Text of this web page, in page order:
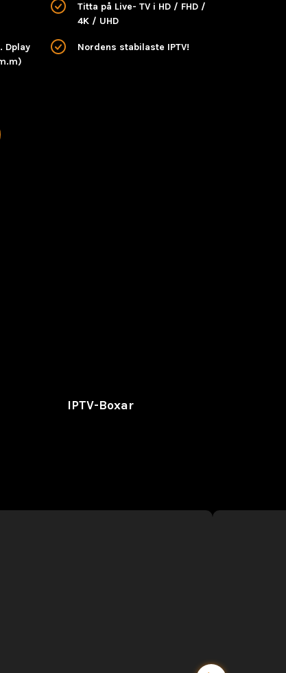
Titta på Live- TV i HD / FHD /
4K / UHD
Dplay
Nordens stabilaste IPTV!
IPTV-Boxar